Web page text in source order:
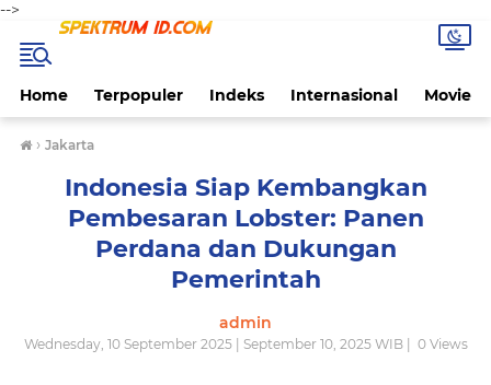
-->
Home Terpopuler Indeks Internasional Movie
› Jakarta
Indonesia Siap Kembangkan
Pembesaran Lobster: Panen
Perdana dan Dukungan
Pemerintah
admin
Wednesday, 10 September 2025 | September 10, 2025 WIB | 0Views